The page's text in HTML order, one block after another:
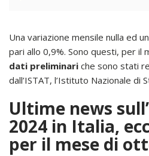
Una variazione mensile nulla ed
pari allo 0,9%. Sono questi, per
dati preliminari che sono stati
dall’ISTAT, l’Istituto Nazionale di
Ultime news
2024 in Italia,
per il mese di